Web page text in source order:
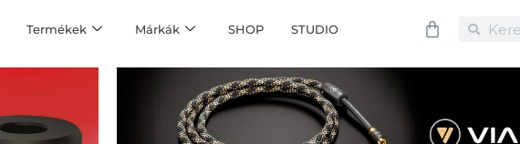
Termékek Márkák SHOP STUDIO